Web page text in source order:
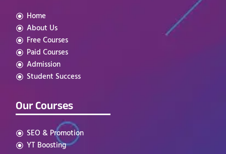
Home
About Us
Free Courses
Paid Courses
Admission
Student Success
Our Courses
SEO & Promotion
YT Boosting